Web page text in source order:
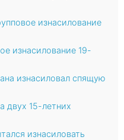
изнасилование
изнасилование 19-
изнасиловал спящую
двух 15-летних
изнасиловать